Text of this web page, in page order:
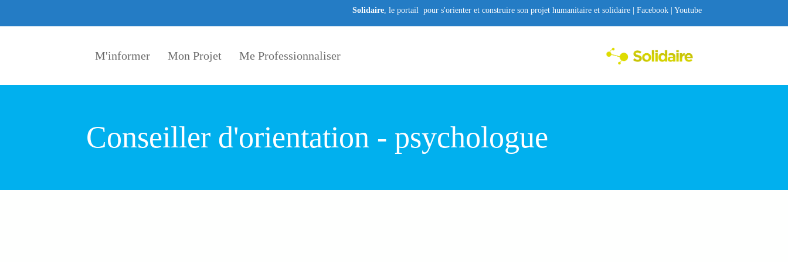
Solidaire, le portail pour s'orienter et construire son projet humanitaire et solidaire | Facebook Youtube
M'informer Mon Projet Me Professionnaliser
Conseiller d'orientation - psychologue